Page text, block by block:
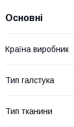
Основні
Країна виробник
Тип галстука
Тип тканини